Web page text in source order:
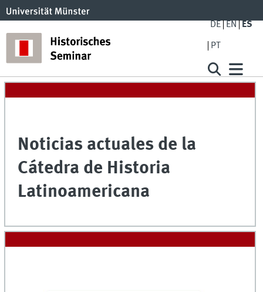
DE EN ES
PT
Noticias actuales de la
Cátedra de Historia
Latinoamericana